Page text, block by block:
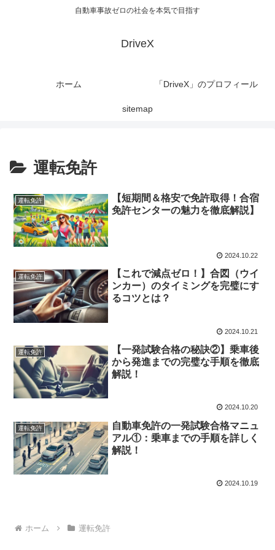
自動車事故ゼロの社会を本気で目指す
DriveX
ホーム 「DriveX」のプロフィール
sitemap
運転免許
運転免許
【短期間＆格安で免許取得！合宿
免許センターの魅力を徹底解説】
2024.10.22
運転免許
【これで減点ゼロ！】合図（ウイ
ンカー）のタイミングを完璧にす
るコツとは？
2024.10.21
運転免許
【一発試験合格の秘訣②】乗車後
から発進までの完璧な手順を徹底
解説！
2024.10.20
運転免許
自動車免許の一発試験合格マニュ
アル①：乗車までの手順を詳しく
解説！
2024.10.19
ホーム 運転免許